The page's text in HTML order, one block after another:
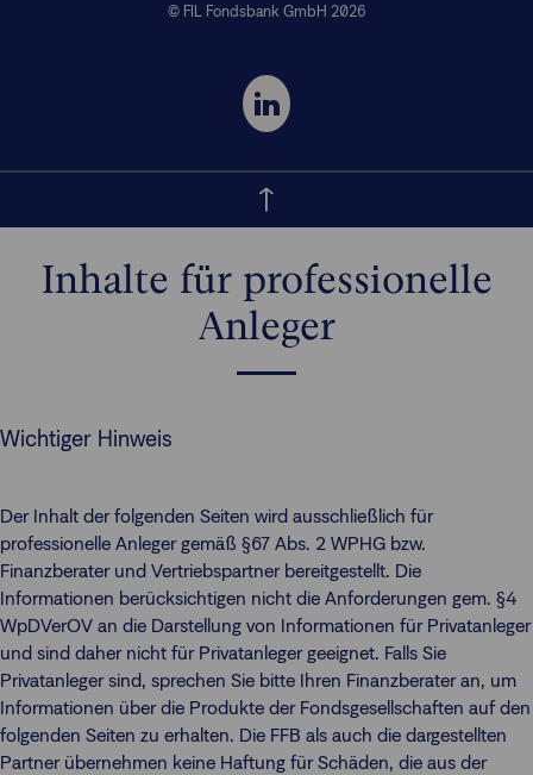
© FIL Fondsbank GmbH 2026
Inhalte für professionelle
Anleger
Wichtiger Hinweis
Der Inhalt der folgenden Seiten wird ausschließlich für
professionelle Anleger gemäß §67 Abs. 2 WPHG bzw.
Finanzberater und Vertriebspartner bereitgestellt. Die
Informationen berücksichtigen nicht die Anforderungen gem. §4
WpDVerOV an die Darstellung von Informationen für Privatanleger
und sind daher nicht für Privatanleger geeignet. Falls Sie
Privatanleger sind, sprechen Sie bitte Ihren Finanzberater an, um
Informationen über die Produkte der Fondsgesellschaften auf den
folgenden Seiten zu erhalten. Die FFB als auch die dargestellten
Partner übernehmen keine Haftung für Schäden, die aus der